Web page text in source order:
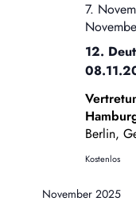
12.
7.
Berlin,
Kostenlos
November 2025